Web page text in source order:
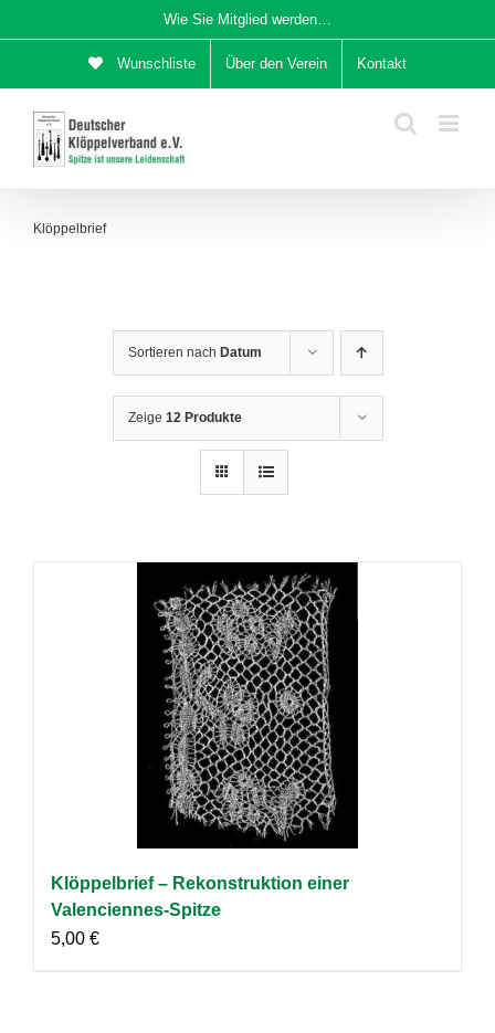
Inhalt
Wie Sie Mitglied werden…
Wunschliste Über den Verein Kontakt
Klöppelbrief
Sortieren nach Datum
Zeige 12 Produkte
Klöppelbrief – Rekonstruktion einer
Valenciennes-Spitze
5,00 €